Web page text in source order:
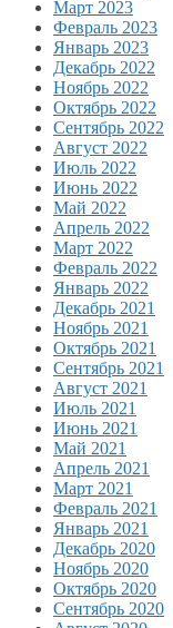
Март 2023
Февраль 2023
Январь 2023
Декабрь 2022
Ноябрь 2022
Октябрь 2022
Сентябрь 2022
Август 2022
Июль 2022
Июнь 2022
Май 2022
Апрель 2022
Март 2022
Февраль 2022
Январь 2022
Декабрь 2021
Ноябрь 2021
Октябрь 2021
Сентябрь 2021
Август 2021
Июль 2021
Июнь 2021
Май 2021
Апрель 2021
Март 2021
Февраль 2021
Январь 2021
Декабрь 2020
Ноябрь 2020
Октябрь 2020
Сентябрь 2020